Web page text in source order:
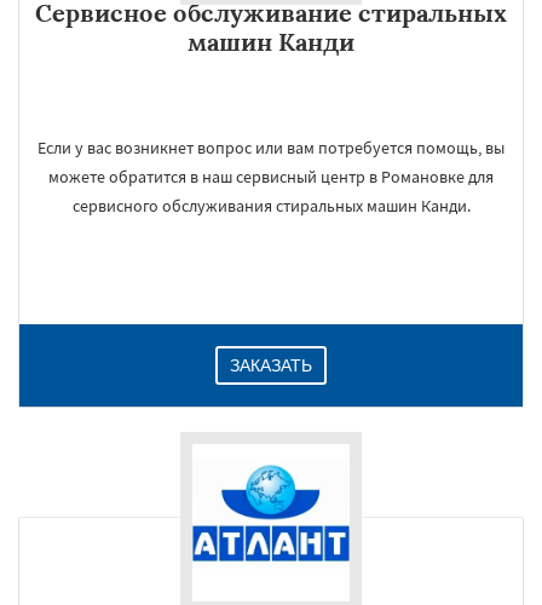
Сервисное обслуживание стиральных
машин Канди
Если у вас возникнет вопрос или вам потребуется помощь, вы
можете обратится в наш сервисный центр в Романовке для
сервисного обслуживания стиральных машин Канди.
ЗАКАЗАТЬ